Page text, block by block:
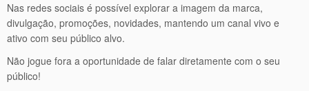
Nas redes sociais é possível explorar a imagem da marca,
divulgação, promoções, novidades, mantendo um canal vivo e
ativo com seu público alvo.
Não jogue fora a oportunidade de falar diretamente com o seu
público!